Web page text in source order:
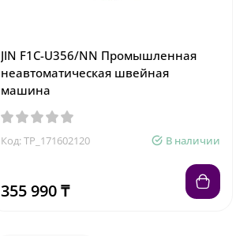
JIN F1C-U356/NN Промышленная
неавтоматическая швейная
машина
Код: TP_171602120 В наличии
355 990 ₸